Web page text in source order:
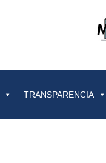
TRANSPARENCIA